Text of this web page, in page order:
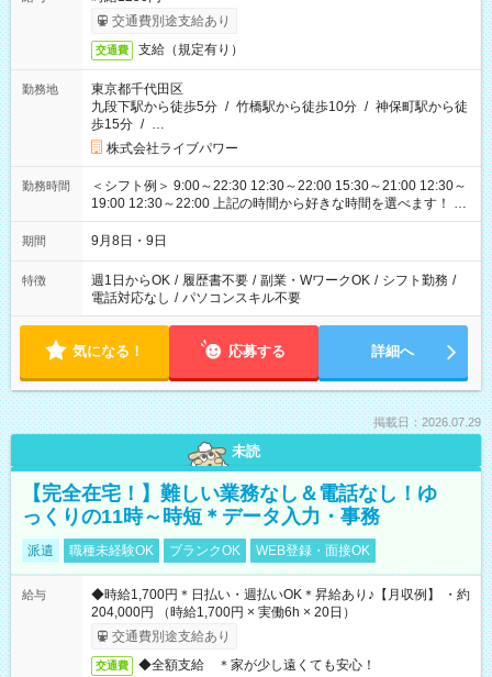
交通費別途支給あり
交通費 支給（規定有り）
勤務地
東京都千代田区
九段下駅から徒歩5分 / 竹橋駅から徒歩10分 / 神保町駅から徒
歩15分 / …
株式会社ライブパワー
勤務時間
＜シフト例＞ 9:00～22:30 12:30～22:00 15:30～21:00 12:30～
19:00 12:30～22:00 上記の時間から好きな時間を選べます！ ※
時間は変更となる可能性があります
期間 9月8日・9日
特徴 週1日からOK / 履歴書不要 / 副業・WワークOK / シフト勤務 /
電話対応なし / パソコンスキル不要
気になる！ 応募する 詳細へ
掲載日：2026.07.29
未読
【完全在宅！】難しい業務なし＆電話なし！ゆ
っくりの11時～時短＊データ入力・事務
派遣 職種未経験OK ブランクOK WEB登録・面接OK
給与
◆時給1,700円＊日払い・週払いOK＊昇給あり♪【月収例】 ・約
204,000円 （時給1,700円 × 実働6h × 20日）
交通費別途支給あり
交通費 ◆全額支給 ＊家が少し遠くても安心！